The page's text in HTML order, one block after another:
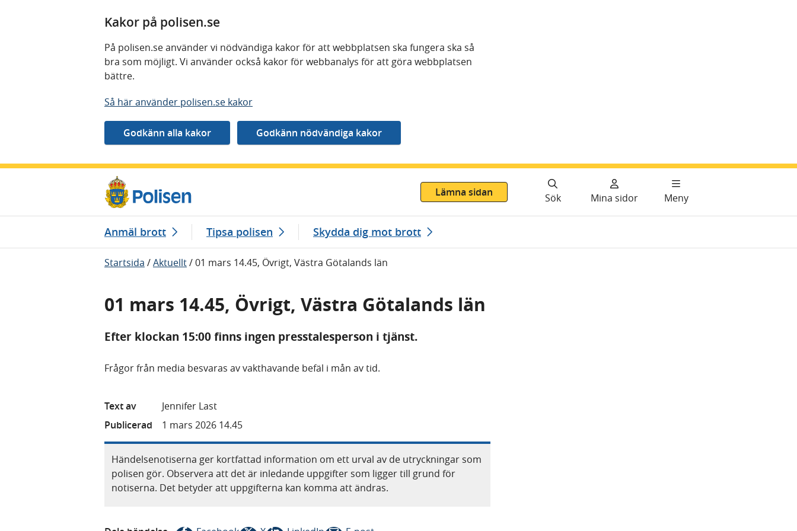
Kakor på polisen.se
På polisen.se använder vi nödvändiga kakor för att webbplatsen ska fungera ska så
bra som möjligt. Vi använder också kakor för webbanalys för att göra webbplatsen
bättre.
Så här använder polisen.se kakor
Lämna sidan
Sök Mina sidor Meny
Anmäl brott Tipsa polisen Skydda dig mot brott
Startsida /Aktuellt/01 mars 14.45, Övrigt, Västra Götalands län
01 mars 14.45, Övrigt, Västra Götalands län
Efter klockan 15:00 finns ingen presstalesperson i tjänst.
Frågor från media besvaras av vakthavande befäl i mån av tid.
Text av
Jennifer Last
Publicerad
1 mars 2026 14.45
Händelsenotiserna ger kortfattad information om ett urval av de utryckningar som
polisen gör. Observera att det är inledande uppgifter som ligger till grund för
notiserna. Det betyder att uppgifterna kan komma att ändras.